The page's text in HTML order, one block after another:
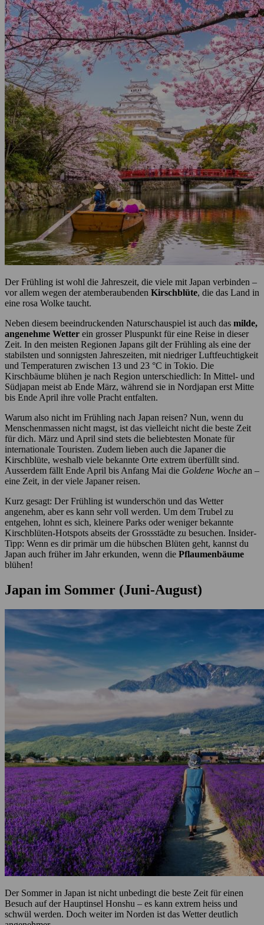
Der Frühling ist wohl die Jahreszeit, die viele mit Japan verbinden –
vor allem wegen der atemberaubenden Kirschblüte, die das Land in
eine rosa Wolke taucht.
Neben diesem beeindruckenden Naturschauspiel ist auch das milde,
angenehme Wetter ein grosser Pluspunkt für eine Reise in dieser
Zeit. In den meisten Regionen Japans gilt der Frühling als eine der
stabilsten und sonnigsten Jahreszeiten, mit niedriger Luftfeuchtigkeit
und Temperaturen zwischen 13 und 23 °C in Tokio. Die
Kirschbäume blühen je nach Region unterschiedlich: In Mittel- und
Südjapan meist ab Ende März, während sie in Nordjapan erst Mitte
bis Ende April ihre volle Pracht entfalten.
Warum also nicht im Frühling nach Japan reisen? Nun, wenn du
Menschenmassen nicht magst, ist das vielleicht nicht die beste Zeit
für dich. März und April sind stets die beliebtesten Monate für
internationale Touristen. Zudem lieben auch die Japaner die
Kirschblüte, weshalb viele bekannte Orte extrem überfüllt sind.
Ausserdem fällt Ende April bis Anfang Mai die Goldene Woche an –
eine Zeit, in der viele Japaner reisen.
Kurz gesagt: Der Frühling ist wunderschön und das Wetter
angenehm, aber es kann sehr voll werden. Um dem Trubel zu
entgehen, lohnt es sich, kleinere Parks oder weniger bekannte
Kirschblüten-Hotspots abseits der Grossstädte zu besuchen. Insider-
Tipp: Wenn es dir primär um die hübschen Blüten geht, kannst du
Japan auch früher im Jahr erkunden, wenn die Pflaumenbäume
blühen!
Japan im Sommer (Juni-August)
Der Sommer in Japan ist nicht unbedingt die beste Zeit für einen
Besuch auf der Hauptinsel Honshu – es kann extrem heiss und
schwül werden. Doch weiter im Norden ist das Wetter deutlich